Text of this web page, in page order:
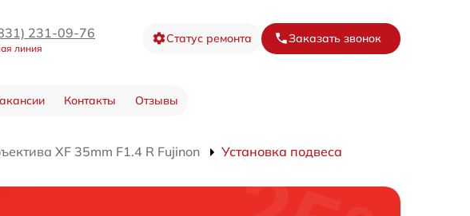
231-09-76
линия
Статус ремонта Заказать звонок
Контакты Отзывы
XF 35mm F1.4 R Fujinon Установка подвеса